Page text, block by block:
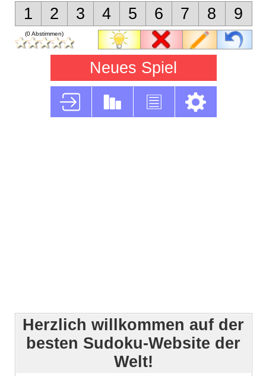
1 2 3 4 5 6 7 8 9
(0 Abstimmen)
Neues Spiel
Herzlich willkommen auf der
besten Sudoku-Website der
Welt!